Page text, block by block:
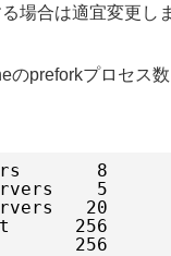
場合は適宜変更し
のpreforkプロセス
8
5
20
256
256